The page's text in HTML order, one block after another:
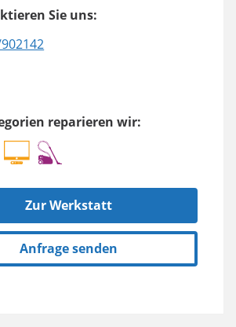
Sie uns:
reparieren wir:
Zur Werkstatt
Anfrage senden